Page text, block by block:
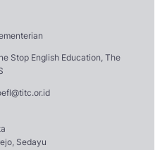
Stop English Education, The
Sedayu